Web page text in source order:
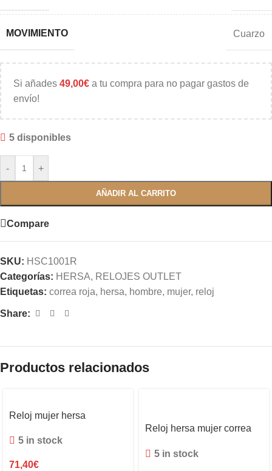
MOVIMIENTO Cuarzo
Si añades 49,00€ a tu compra para no pagar gastos de
envío!
5 disponibles
- +
AÑADIR AL CARRITO
Compare
SKU: HSC1001R
Categorías: HERSA, RELOJES OUTLET
Etiquetas: correa roja, hersa, hombre, mujer, reloj
Share:
Productos relacionados
Reloj mujer hersa
5 in stock
71,40€
Reloj hersa mujer correa
5 in stock